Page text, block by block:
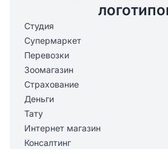
Студия
Супермаркет
Перевозки
Зоомагазин
Страхование
Деньги
Тату
Интернет магазин
Консалтинг